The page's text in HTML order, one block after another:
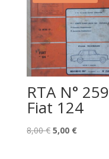
RTA N° 259
Fiat 124
8,00€ Le
5,00 €Le